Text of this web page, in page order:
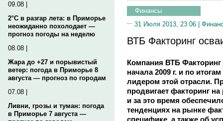
09.08 |
2°C в разгар лета: в Приморье
неожиданно похолодает —
прогноз погоды на неделю
08.08 |
Жара до +27 и порывистый
ветер: погода в Приморье 8
августа — прогноз по городам
07.08 |
Ливни, грозы и туман: погода
в Приморье 7 августа —
Финансы
31 Июля 2013, 23:06 |
ВТБ Факторинг
Компания ВТБ Факторинг
начала 2009 г. и по
лидером этой отрасли.
продвигает факторинг
и за это время
тенденциях на рынке
специфике, а также об